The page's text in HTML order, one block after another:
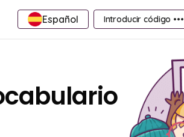
Español Introducir código •••